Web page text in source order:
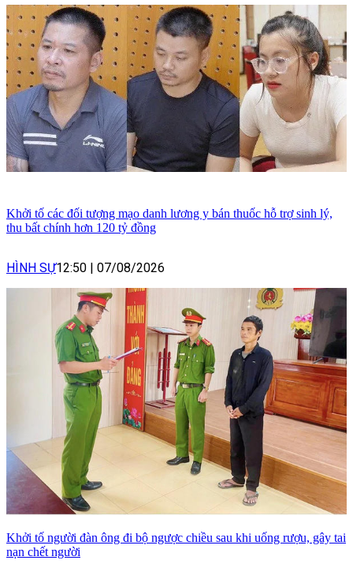
Khởi tố các đối tượng mạo danh lương y bán thuốc hỗ trợ sinh lý,
thu bất chính hơn 120 tỷ đồng
HÌNH SỰ12:50 07/08/2026
Khởi tố người đàn ông đi bộ ngược chiều sau khi uống rượu, gây tai
nạn chết người